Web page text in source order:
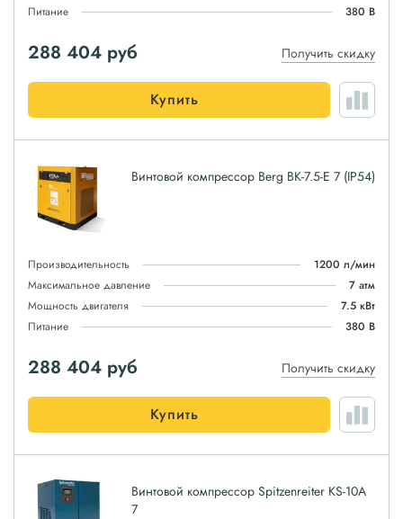
Питание
380 В
288 404 руб Получить скидку
Купить
Винтовой компрессор Berg ВК-7.5-E 7 (IP54)
Производительность
1200 л/мин
Максимальное давление
7 атм
Мощность двигателя
7.5 кВт
Питание
380 В
288 404 руб Получить скидку
Купить
Винтовой компрессор Spitzenreiter KS-10A
7